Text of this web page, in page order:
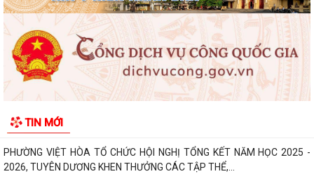
TIN MỚI
UBND thành phố yêu cầu rà soát, chuẩn hóa thủ tục hành chính, chấm
dứt phát sinh "giấy phép con"
Phường Việt Hòa bế mạc Lớp bồi dưỡng kiến thức quốc phòng và an
ninh đối tượng 4 năm 2026.
Bản, Đợt II/2026.
PHƯỜNG VIỆT HÒA TỔ CHỨC HỘI NGHỊ TỔNG KẾT NĂM HỌC 2025 -
2026, TUYÊN DƯƠNG KHEN THƯỞNG CÁC TẬP THỂ,...